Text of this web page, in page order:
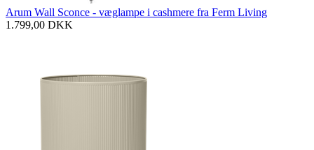
Arum Wall Sconce - væglampe i cashmere fra Ferm Living
1.799,00 DKK